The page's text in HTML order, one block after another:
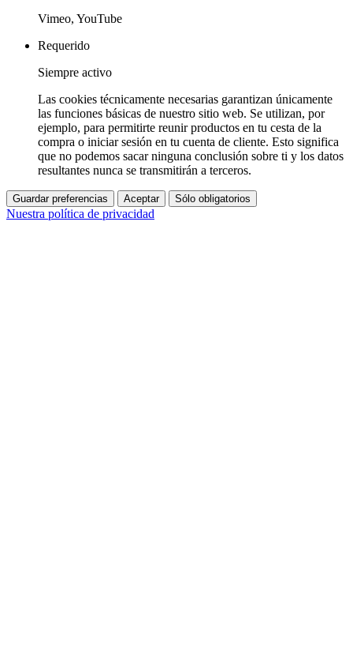
Vimeo, YouTube
Requerido
Siempre activo
Las cookies técnicamente necesarias garantizan únicamente
las funciones básicas de nuestro sitio web. Se utilizan, por
ejemplo, para permitirte reunir productos en tu cesta de la
compra o iniciar sesión en tu cuenta de cliente. Esto significa
que no podemos sacar ninguna conclusión sobre ti y los datos
resultantes nunca se transmitirán a terceros.
Guardar preferencias Aceptar Sólo obligatorios
Nuestra política de privacidad